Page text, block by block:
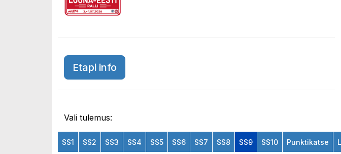
Etapi info
Vali tulemus:
SS1 SS2 SS3 SS4 SS5 SS6 SS7 SS8 SS9 SS10 Punktikatse